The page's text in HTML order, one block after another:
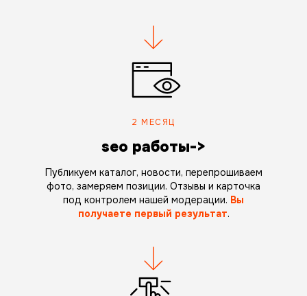
2 МЕСЯЦ
seo работы->
Публикуем каталог, новости, перепрошиваем
фото, замеряем позиции. Отзывы и карточка
под контролем нашей модерации. Вы
получаете первый результат.